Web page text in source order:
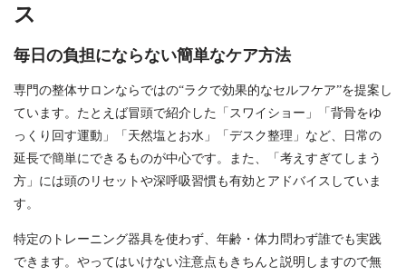
ス
毎日の負担にならない簡単なケア方法
専門の整体サロンならではの“ラクで効果的なセルフケア”を提案し
ています。たとえば冒頭で紹介した「スワイショー」「背骨をゆ
っくり回す運動」「天然塩とお水」「デスク整理」など、日常の
延長で簡単にできるものが中心です。また、「考えすぎてしまう
方」には頭のリセットや深呼吸習慣も有効とアドバイスしていま
す。
特定のトレーニング器具を使わず、年齢・体力問わず誰でも実践
できます。やってはいけない注意点もきちんと説明しますので無